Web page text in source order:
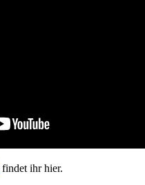
findet ihr hier.